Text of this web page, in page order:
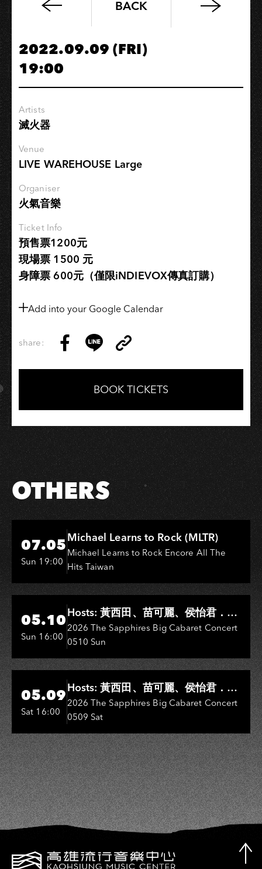
2022《梅
季：
雨
末》
－
BACK
2022.09.09 (FRI)
19:00
Artists
滅火器
Venue
LIVE WAREHOUSE Large
Organiser
火氣音樂
Ticket Info
預售票1200元
現場票 1500 元
身障票 600元（僅限iNDIEVOX傳真訂購）
Add into your Google Calendar
share:
on
Facebook
on
LINE
Link
Copy
BOOK TICKETS
OTHERS
Hi-Ing Music Hall
07.05
Sun 19:00
Michael Learns to Rock (MLTR)
Michael Learns to Rock Encore All The
Hits Taiwan
Hi-Ing Music Hall
05.10
Sun 16:00
Hosts: 黃西田、苗可麗、侯怡君．
Entertainers: 葉啟田、鳥來嬤-吳
敏、王彩樺、王瑞霞、吳淑敏、施文
彬、邵大倫、曹雅雯、陳孟賢、黃露
瑤
2026 The Sapphires Big Cabaret Concert
0510 Sun
Hi-Ing Music Hall
05.09
Sat 16:00
Hosts: 黃西田、苗可麗、侯怡君．
Entertainers: 葉啟田、鳥來嬤-吳
敏、張秀卿、王彩樺、吳淑敏、施文
彬、邵大倫、曹雅雯、陳孟賢、黃露
瑤
2026 The Sapphires Big Cabaret Concert
0509 Sat